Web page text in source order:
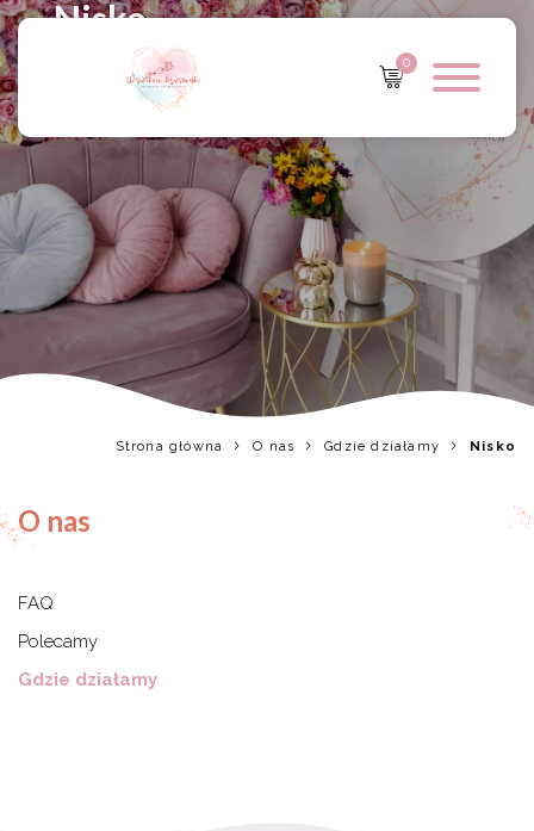
0
Nisko
Strona główna O nas Gdzie działamy Nisko
O nas
FAQ
Polecamy
Gdzie działamy